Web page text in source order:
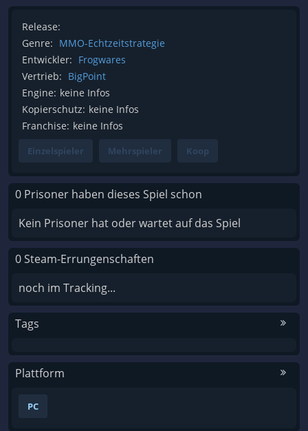
Release:
Genre: MMO-Echtzeitstrategie
Entwickler: Frogwares
Vertrieb: BigPoint
Engine: keine Infos
Kopierschutz: keine Infos
Franchise: keine Infos
Einzelspieler Mehrspieler Koop
0 Prisoner haben dieses Spiel schon
Kein Prisoner hat oder wartet auf das Spiel
0 Steam-Errungenschaften
noch im Tracking...
Tags
Plattform
PC